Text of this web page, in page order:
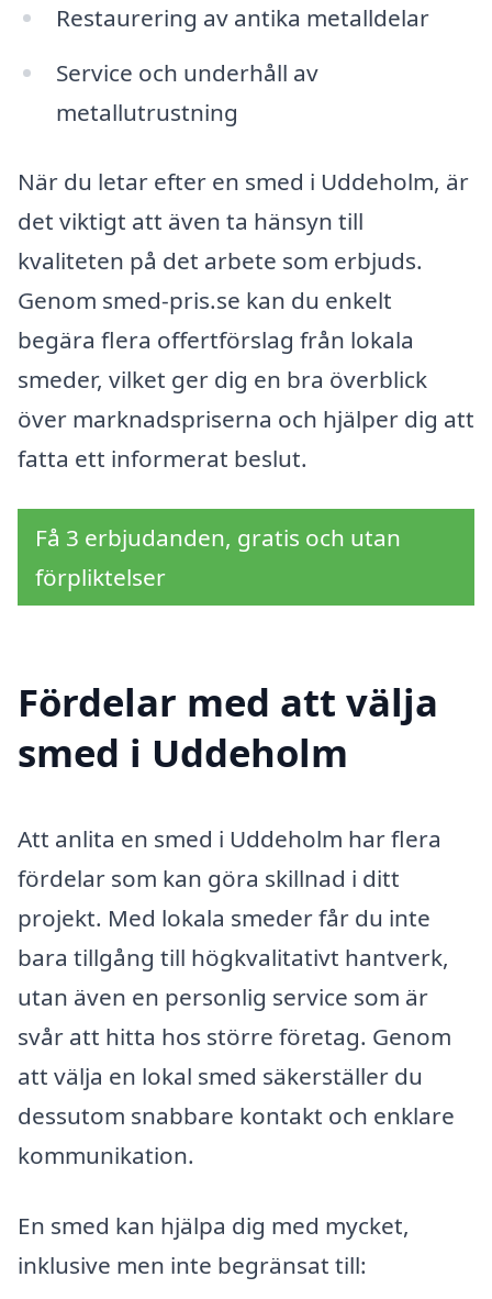
Restaurering av antika metalldelar
Service och underhåll av
metallutrustning
När du letar efter en smed i Uddeholm, är
det viktigt att även ta hänsyn till
kvaliteten på det arbete som erbjuds.
Genom smed-pris.se kan du enkelt
begära flera offertförslag från lokala
smeder, vilket ger dig en bra överblick
över marknadspriserna och hjälper dig att
fatta ett informerat beslut.
Få 3 erbjudanden, gratis och utan
förpliktelser
Fördelar med att välja
smed i Uddeholm
Att anlita en smed i Uddeholm har flera
fördelar som kan göra skillnad i ditt
projekt. Med lokala smeder får du inte
bara tillgång till högkvalitativt hantverk,
utan även en personlig service som är
svår att hitta hos större företag. Genom
att välja en lokal smed säkerställer du
dessutom snabbare kontakt och enklare
kommunikation.
En smed kan hjälpa dig med mycket,
inklusive men inte begränsat till: